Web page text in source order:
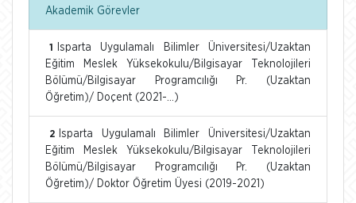
Akademik Görevler
1
Isparta Uygulamalı Bilimler Üniversitesi/Uzaktan
Eğitim Meslek Yüksekokulu/Bilgisayar Teknolojileri
Bölümü/Bilgisayar Programcılığı Pr. (Uzaktan
Öğretim)/ Doçent (2021-...)
2
Isparta Uygulamalı Bilimler Üniversitesi/Uzaktan
Eğitim Meslek Yüksekokulu/Bilgisayar Teknolojileri
Bölümü/Bilgisayar Programcılığı Pr. (Uzaktan
Öğretim)/ Doktor Öğretim Üyesi (2019-2021)